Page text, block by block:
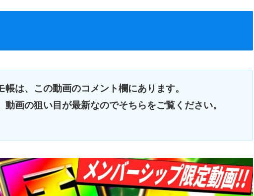
は、この動画のコメント欄にあります。
画の狙い目が最新なのでそちらをご覧ください。